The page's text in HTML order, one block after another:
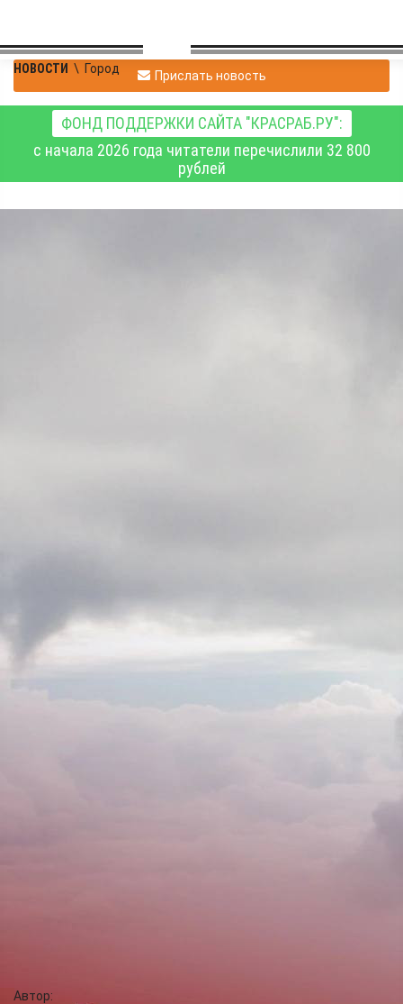
НОВОСТИ \ Город Прислать новость
ФОНД ПОДДЕРЖКИ САЙТА "КРАСРАБ.РУ":
с начала 2026 года читатели перечислили 32 800
рублей
t.me/adm_krasnoyarsk
Главное управление по гражданской обороне, чрезвычайным
Красноярска предупреждает о ветреной погоде. Возможны
обрывы проводов и падения деревьев.
Автор: